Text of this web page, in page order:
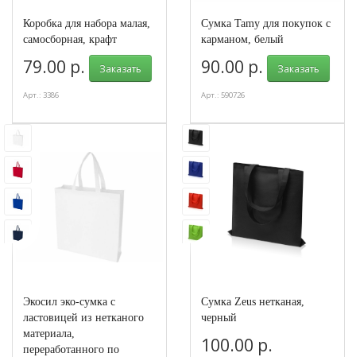
Коробка для набора малая,
самосборная, крафт
79.00 р. Заказать
Арт.: 3386
Сумка Tamy для покупок с
карманом, белый
90.00 р. Заказать
Арт.: 590726
Экосил эко-сумка с
ластовицей из нетканого
материала,
переработанного по
Сумка Zeus нетканая,
черный
100.00 р.